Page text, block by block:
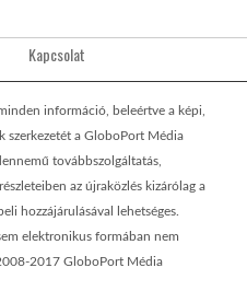
Kapcsolat
információ, beleértve a képi,
szerkezetét a GloboPort Média
továbbszolgáltatás,
az újraközlés kizárólag a
hozzájárulásával lehetséges.
elektronikus formában nem
2017 GloboPort Média